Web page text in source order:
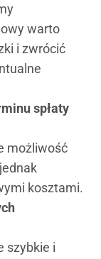
warto
i zwrócić
spłaty
możliwość
kosztami.
szybkie i